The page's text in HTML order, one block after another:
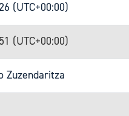
(UTC+00:00)
(UTC+00:00)
Zuzendaritza